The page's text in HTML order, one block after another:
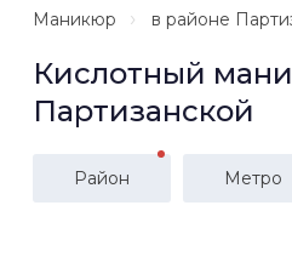
Маникюр в районе
Кислотный
Партизанской
Район Метро